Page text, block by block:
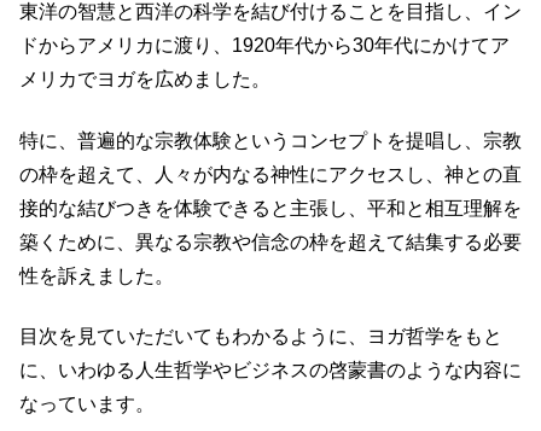
東洋の智慧と西洋の科学を結び付けることを目指し、イン
ドからアメリカに渡り、1920年代から30年代にかけてア
メリカでヨガを広めました。
特に、普遍的な宗教体験というコンセプトを提唱し、宗教
の枠を超えて、人々が内なる神性にアクセスし、神との直
接的な結びつきを体験できると主張し、平和と相互理解を
築くために、異なる宗教や信念の枠を超えて結集する必要
性を訴えました。
目次を見ていただいてもわかるように、ヨガ哲学をもと
に、いわゆる人生哲学やビジネスの啓蒙書のような内容に
なっています。